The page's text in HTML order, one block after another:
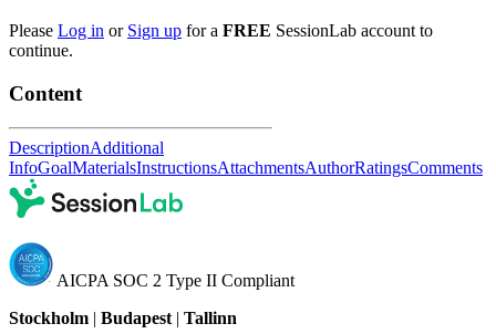
Please Log in or Sign up for a FREE SessionLab account to
continue.
Content
DescriptionAdditional
InfoGoalMaterialsInstructionsAttachmentsAuthorRatingsComments
AICPA SOC 2 Type II Compliant
Stockholm | Budapest | Tallinn